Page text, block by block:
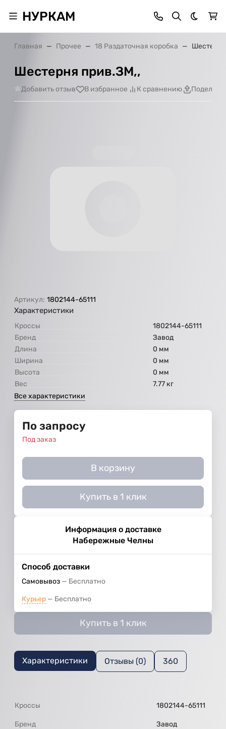
НУРКАМ Темная
Главная Прочее 18 Раздаточная коробка
Шестерня прив.ЗМ,,
Добавить отзыв В избранное К сравнению
Артикул: 1802144-65111
Характеристики
Кроссы
1802144-65111
Бренд
Завод
Длина
0 мм
Ширина
0 мм
Высота
0 мм
Вес
7.77 кг
Все характеристики
По запросу
Под заказ
В корзину
Купить в 1 клик
Информация о доставке
Набережные Челны
Способ доставки
Самовывоз Бесплатно
Курьер Бесплатно
Купить в 1 клик
Характеристики Отзывы (0) 360
Кроссы 1802144-65111
Бренд Завод